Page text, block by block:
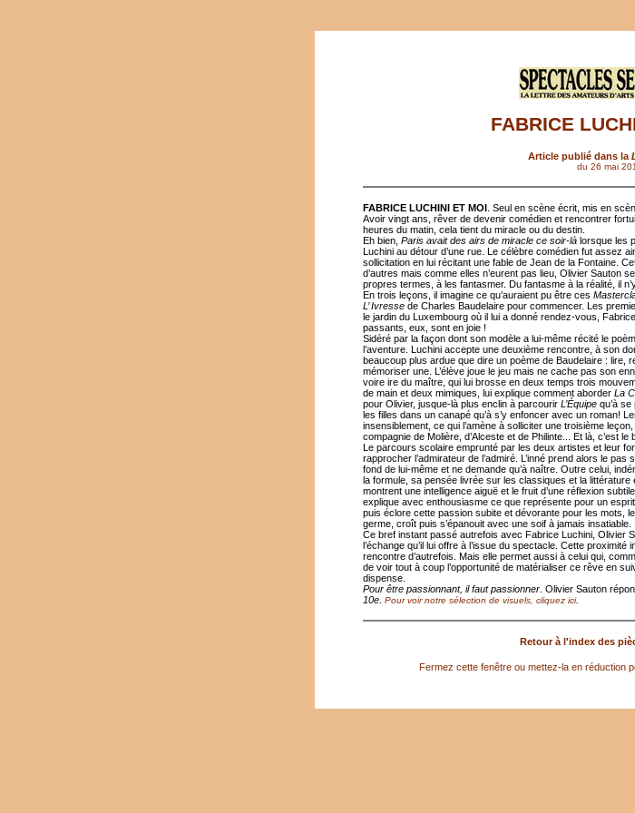
FABRICE
Article publié dans la
du 26 mai
FABRICE LUCHINI ET MOI . Seul en scène écrit, mis en
Avoir vingt ans, rêver de devenir comédien et rencontrer
heures du matin, cela tient du miracle ou du destin.
Eh bien, Paris avait des airs de miracle ce soir-là lorsque les
Luchini au détour d’une rue. Le célèbre comédien fut assez
sollicitation en lui récitant une fable de Jean de la Fontaine.
d’autres mais comme elles n’eurent pas lieu, Olivier Sauton
propres termes, à les fantasmer. Du fantasme à la réalité, il
En trois leçons, il imagine ce qu’auraient pu être ces
L’ Ivresse de Charles Baudelaire pour commencer. Les
le jardin du Luxembourg où il lui a donné rendez-vous,
passants, eux, sont en joie !
Sidéré par la façon dont son modèle a lui-même récité le
l’aventure. Luchini accepte une deuxième rencontre, à son
beaucoup plus ardue que dire un poème de Baudelaire : lire,
mémoriser une. L’élève joue le jeu mais ne cache pas son
voire ire du maître, qui lui brosse en deux temps trois
de main et deux mimiques, lui explique comment aborder La
pour Olivier, jusque-là plus enclin à parcourir L’Équipe qu’à
les filles dans un canapé qu’à s’y enfoncer avec un roman!
insensiblement, ce qui l’amène à solliciter une troisième
compagnie de Molière, d’Alceste et de Philinte... Et là, c’est le
Le parcours scolaire emprunté par les deux artistes et leur
rapprocher l’admirateur de l’admiré. L’inné prend alors le pas
fond de lui-même et ne demande qu’à naître. Outre celui,
la formule, sa pensée livrée sur les classiques et la
montrent une intelligence aiguë et le fruit d’une réflexion
explique avec enthousiasme ce que représente pour un
puis éclore cette passion subite et dévorante pour les mots,
germe, croît puis s’épanouit avec une soif à jamais insatiable.
Ce bref instant passé autrefois avec Fabrice Luchini, Olivier
l’échange qu’il lui offre à l’issue du spectacle. Cette proximité
rencontre d’autrefois. Mais elle permet aussi à celui qui,
de voir tout à coup l’opportunité de matérialiser ce rêve en
dispense.
Pour être passionnant, il faut passionner . Olivier Sauton
10e Pour voir notre sélection de visuels, cliquez ici.
Retour à l'index des
Fermez cette fenêtre ou mettez-la en réduction